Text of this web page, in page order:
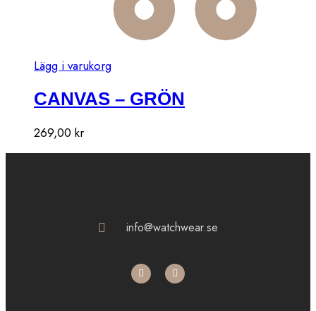
Lägg i varukorg
CANVAS – GRÖN
269,00 kr
info@watchwear.se